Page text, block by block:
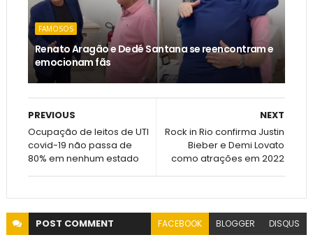
FAMOSOS
Renato Aragão e Dedé Santana se reencontram e
emocionam fãs
NEXT
Rock in Rio confirma Justin
Bieber e Demi Lovato
como atrações em 2022
PREVIOUS
Ocupação de leitos de UTI
covid-19 não passa de
80% em nenhum estado
POST COMMENT FACEBOOK BLOGGER DISQUS